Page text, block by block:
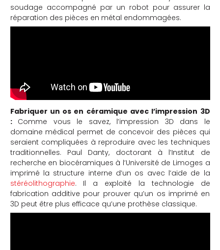
soudage accompagné par un robot pour assurer la
réparation des pièces en métal endommagées.
Fabriquer un os en céramique avec l’impression 3D
: Comme vous le savez, l’impression 3D dans le
domaine médical permet de concevoir des pièces qui
seraient compliquées à reproduire avec les techniques
traditionnelles. Paul Danty, doctorant à l’Institut de
recherche en biocéramiques à l’Université de Limoges a
imprimé la structure interne d’un os avec l’aide de la
stéréolithographie. Il a exploité la technologie de
fabrication additive pour prouver qu’un os imprimé en
3D peut être plus efficace qu’une prothèse classique.